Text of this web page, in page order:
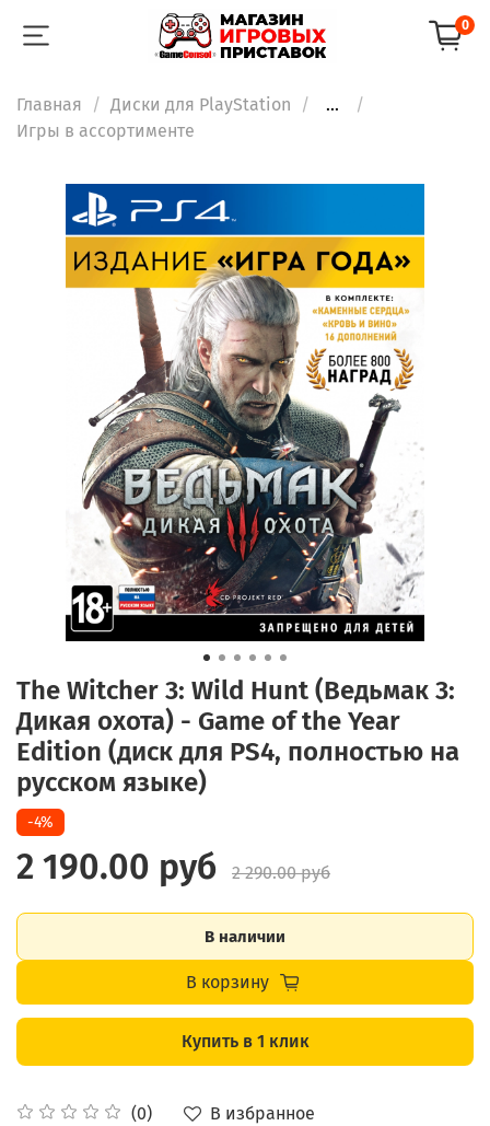
0
Главная Диски для PlayStation
...
Игры в ассортименте
The Witcher 3: Wild Hunt (Ведьмак 3:
Дикая охота) - Game of the Year
Edition (диск для PS4, полностью на
русском языке)
(0)
В избранное
-4%
2 190.00 руб 2 290.00 руб
В наличии
В корзину
Купить в 1 клик